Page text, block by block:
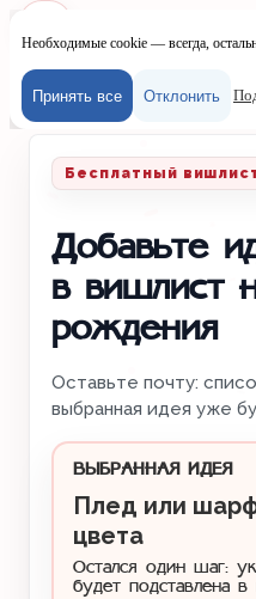
Меню
Главная/Вишлисты/День
Бесплатный
Добавьте
в вишлист
рождения
Оставьте почту:
выбранная идея уже
ВЫБРАННАЯ ИДЕЯ
Плед или
цвета
Остался один шаг:
будет подставлена
Необходимые cookie — всегда,
Принять все Отклонить